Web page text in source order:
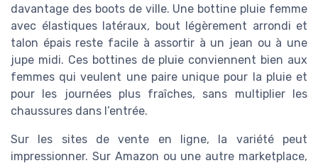
davantage des boots de ville. Une bottine pluie femme
avec élastiques latéraux, bout légèrement arrondi et
talon épais reste facile à assortir à un jean ou à une
jupe midi. Ces bottines de pluie conviennent bien aux
femmes qui veulent une paire unique pour la pluie et
pour les journées plus fraîches, sans multiplier les
chaussures dans l’entrée.
Sur les sites de vente en ligne, la variété peut
impressionner. Sur Amazon ou une autre marketplace,